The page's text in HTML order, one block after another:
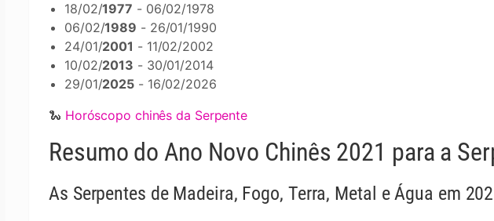
18/02/1977 - 06/02/1978
06/02/1989 - 26/01/1990
24/01/2001 - 11/02/2002
10/02/2013 - 30/01/2014
29/01/2025 - 16/02/2026
🐍 Horóscopo chinês da Serpente
Resumo do Ano Novo Chinês 2021 para a
As Serpentes de Madeira, Fogo, Terra, Metal e Água em